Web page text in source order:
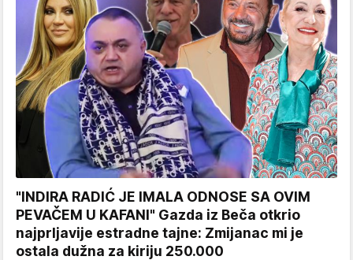
"INDIRA RADIĆ JE IMALA ODNOSE SA OVIM
PEVAČEM U KAFANI" Gazda iz Beča otkrio
najprljavije estradne tajne: Zmijanac mi je
ostala dužna za kiriju 250.000